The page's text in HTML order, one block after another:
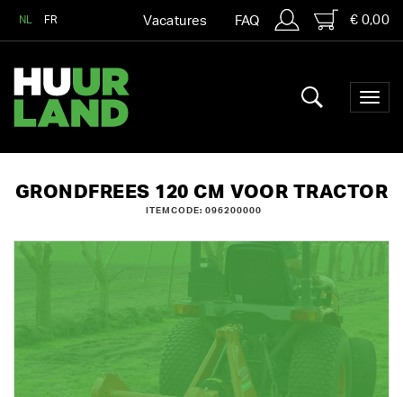
NL FR Vacatures FAQ € 0,00
GRONDFREES 120 CM VOOR TRACTOR
ITEMCODE: 096200000